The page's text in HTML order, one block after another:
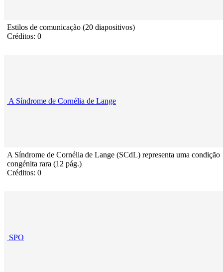
Estilos de comunicação (20 diapositivos)
Créditos: 0
A Síndrome de Cornélia de Lange
A Síndrome de Cornélia de Lange (SCdL) representa uma condição
congénita rara (12 pág.)
Créditos: 0
SPO